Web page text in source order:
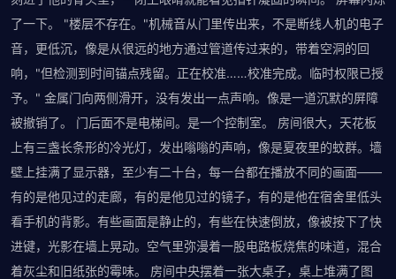
了一下。 "楼层不存在。"机械音从门里传出来，不是断线人机的电子
音，更低沉，像是从很远的地方通过管道传过来的，带着空洞的回
响，"但检测到时间锚点残留。正在校准……校准完成。临时权限已授
予。" 金属门向两侧滑开，没有发出一点声响。像是一道沉默的屏障
被撤销了。 门后面不是电梯间。是一个控制室。 房间很大，天花板
上有三盏长条形的冷光灯，发出嗡嗡的声响，像是夏夜里的蚊群。墙
壁上挂满了显示器，至少有二十台，每一台都在播放不同的画面——
有的是他见过的走廊，有的是他见过的镜子，有的是他在宿舍里低头
看手机的背影。有些画面是静止的，有些在快速倒放，像被按下了快
进键，光影在墙上晃动。空气里弥漫着一股电路板烧焦的味道，混合
着灰尘和旧纸张的霉味。 房间中央摆着一张大桌子，桌上堆满了图